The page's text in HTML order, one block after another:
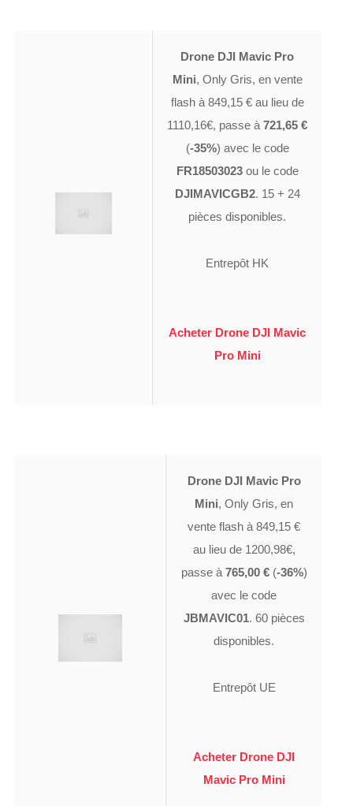
Drone DJI Mavic Pro
Mini, Only Gris, en vente
flash à 849,15 € au lieu de
1110,16€, passe à 721,65 €
(-35%) avec le code
FR18503023 ou le code
DJIMAVICGB2. 15 + 24
pièces disponibles.
Entrepôt HK
Acheter Drone DJI Mavic
Pro Mini
Drone DJI Mavic Pro
Mini, Only Gris, en
vente flash à 849,15 €
au lieu de 1200,98€,
passe à 765,00 €(-36%)
avec le code
JBMAVIC01. 60 pièces
disponibles.
Entrepôt UE
Acheter Drone DJI
Mavic Pro Mini